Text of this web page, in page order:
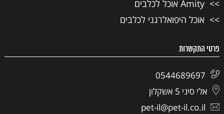
Amity אוכל לכלבים
אוכל היפואלרגני לכלבים
פרטי התקשרות
0544689697
אלי סיני 5 אשקלון
pet-il@pet-il.co.il